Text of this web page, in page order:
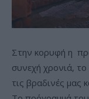
Στην κορυφή η
συνεχή χρονιά,
τις βραδινές μας